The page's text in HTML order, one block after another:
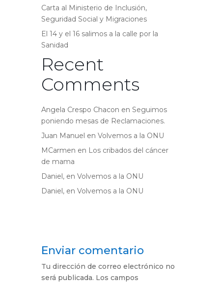
Carta al Ministerio de Inclusión,
Seguridad Social y Migraciones
El 14 y el 16 salimos a la calle por la
Sanidad
Recent
Comments
Angela Crespo Chacon en Seguimos
poniendo mesas de Reclamaciones.
Juan Manuel en Volvemos a la ONU
MCarmen en Los cribados del cáncer
de mama
Daniel, en Volvemos a la ONU
Daniel, en Volvemos a la ONU
Enviar comentario
Tu dirección de correo electrónico no
será publicada. Los campos